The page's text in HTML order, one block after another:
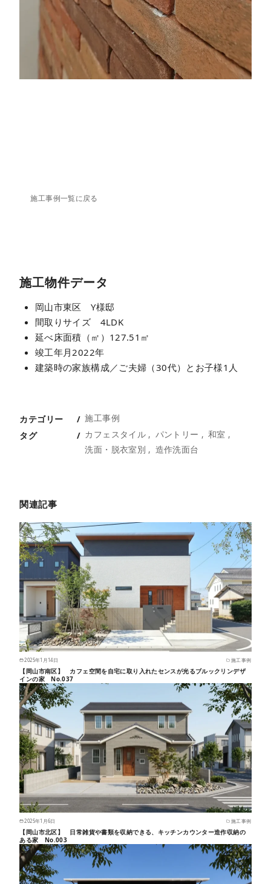
施工事例一覧に戻る
施工物件データ
岡山市東区 Y様邸
間取りサイズ 4LDK
延べ床面積（㎡）127.51㎡
竣工年月2022年
建築時の家族構成／ご夫婦（30代）とお子様1人
カテゴリー
施工事例
タグ
カフェスタイル パントリー
和室
洗面・脱衣室別
造作洗面台
関連記事
2025年1月14日 施工事例
【岡山市南区】 カフェ空間を自宅に取り入れたセンスが光るブルックリンデザ
インの家 No.037
2025年1月6日 施工事例
【岡山市北区】 日常雑貨や書類を収納できる、キッチンカウンター造作収納の
ある家 No.003